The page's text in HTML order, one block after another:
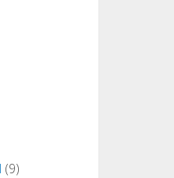
(9)